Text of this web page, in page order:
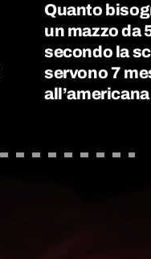
Quanto
un mazzo da
secondo la
servono 7
all’americana